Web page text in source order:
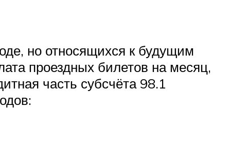
но относящихся к будущим
проездных билетов на месяц,
часть субсчёта 98.1